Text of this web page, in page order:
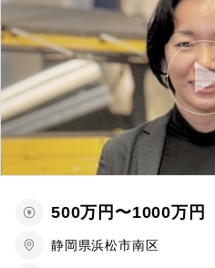
500万円〜1000万円
静岡県浜松市南区